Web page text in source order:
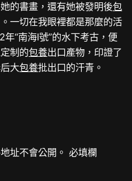
的書畫，還有她被發明後包
一切在我眼裡都是那麼的活
“南海Ⅰ號”的水下考古，便
制的包養出口產物，印證了
大包養批出口的汗青。
址不會公開。 必填欄